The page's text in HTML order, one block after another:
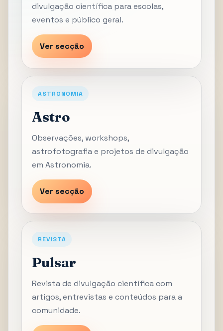
divulgação científica para escolas,
eventos e público geral.
Ver secção
ASTRONOMIA
Astro
Observações, workshops,
astrofotografia e projetos de divulgação
em Astronomia.
Ver secção
REVISTA
Pulsar
Revista de divulgação científica com
artigos, entrevistas e conteúdos para a
comunidade.